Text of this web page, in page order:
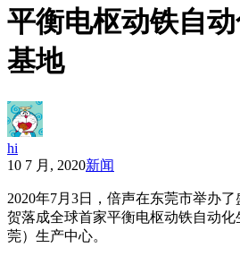
平衡电枢动铁自
基地
hi
10 7 月, 2020新闻
2020年7月3日，倍声在东莞市举办
贺落成全球首家平衡电枢动铁自动
莞）生产中心。